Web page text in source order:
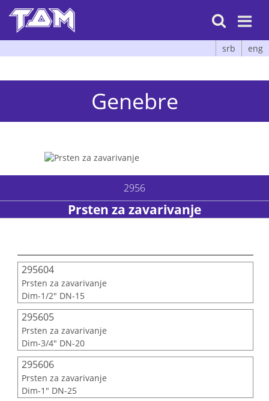

srb eng
Genebre
2956
Prsten za zavarivanje
295604
Prsten za zavarivanje
Dim-1/2" DN-15
295605
Prsten za zavarivanje
Dim-3/4" DN-20
295606
Prsten za zavarivanje
Dim-1" DN-25